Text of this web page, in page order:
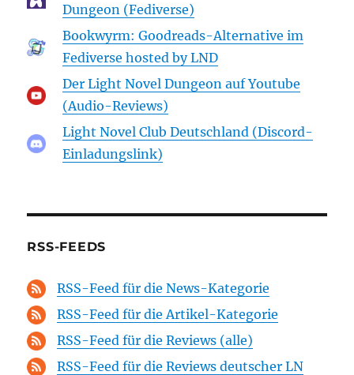
Dungeon (Fediverse)
Bookwyrm: Goodreads-Alternative im
Fediverse hosted by LND
Der Light Novel Dungeon auf Youtube
(Audio-Reviews)
Light Novel Club Deutschland (Discord-
Einladungslink)
RSS-FEEDS
RSS-Feed für die News-Kategorie
RSS-Feed für die Artikel-Kategorie
RSS-Feed für die Reviews (alle)
RSS-Feed für die Reviews deutscher LN